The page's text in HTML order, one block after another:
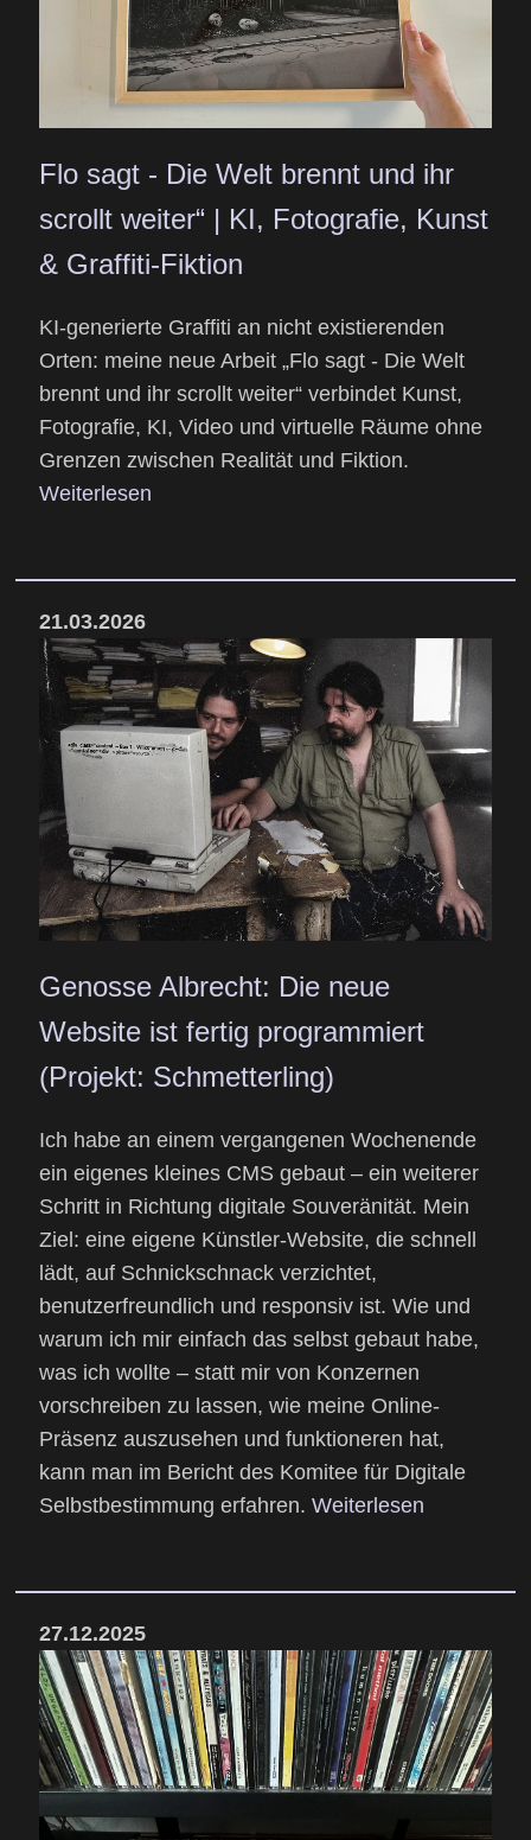
Flo sagt - Die Welt brennt und ihr
scrollt weiter“ | KI, Fotografie, Kunst
& Graffiti-Fiktion
KI-generierte Graffiti an nicht existierenden
Orten: meine neue Arbeit „Flo sagt - Die Welt
brennt und ihr scrollt weiter“ verbindet Kunst,
Fotografie, KI, Video und virtuelle Räume ohne
Grenzen zwischen Realität und Fiktion.
Weiterlesen
21.03.2026
Genosse Albrecht: Die neue
Website ist fertig programmiert
(Projekt: Schmetterling)
Ich habe an einem vergangenen Wochenende
ein eigenes kleines CMS gebaut – ein weiterer
Schritt in Richtung digitale Souveränität. Mein
Ziel: eine eigene Künstler-Website, die schnell
lädt, auf Schnickschnack verzichtet,
benutzerfreundlich und responsiv ist. Wie und
warum ich mir einfach das selbst gebaut habe,
was ich wollte – statt mir von Konzernen
vorschreiben zu lassen, wie meine Online-
Präsenz auszusehen und funktioneren hat,
kann man im Bericht des Komitee für Digitale
Selbstbestimmung erfahren. Weiterlesen
27.12.2025